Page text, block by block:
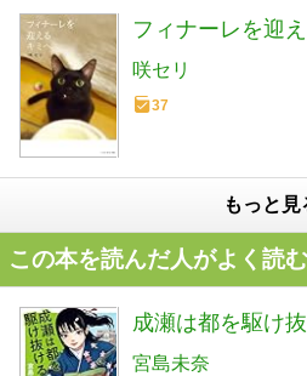
フィナーレを迎
咲セリ
37
もっと見
この本を読んだ人がよく読
成瀬は都を駆け
宮島未奈